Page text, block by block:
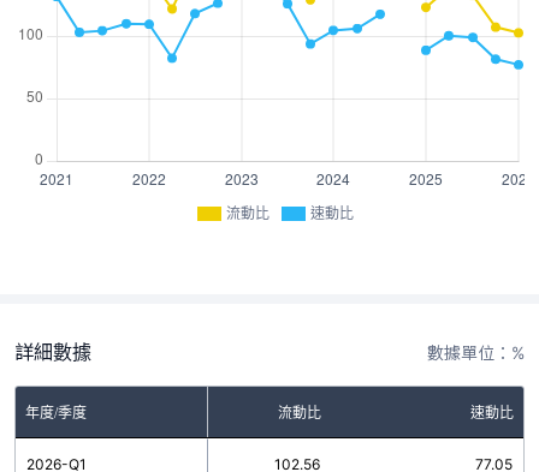
流動比 速動比
詳細數據 數據單位：%
年度/季度 流動比 速動比
2026-Q1 102.56 77.05